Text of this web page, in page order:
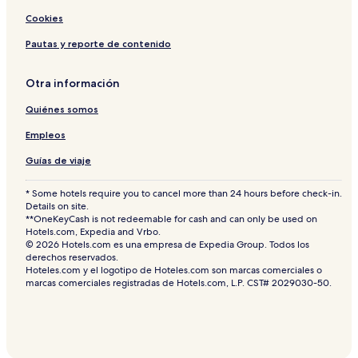
o
l
A
u
t
O
n
l
y
Cookies
Pautas y reporte de contenido
Otra información
Quiénes somos
Empleos
Guías de viaje
* Some hotels require you to cancel more than 24 hours before check-in.
Details on site.
**OneKeyCash is not redeemable for cash and can only be used on
Hotels.com, Expedia and Vrbo.
© 2026 Hotels.com es una empresa de Expedia Group. Todos los
derechos reservados.
Hoteles.com y el logotipo de Hoteles.com son marcas comerciales o
marcas comerciales registradas de Hotels.com, L.P. CST# 2029030-50.